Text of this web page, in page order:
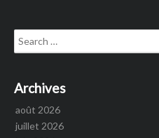
Search
for:
Archives
août 2026
juillet 2026